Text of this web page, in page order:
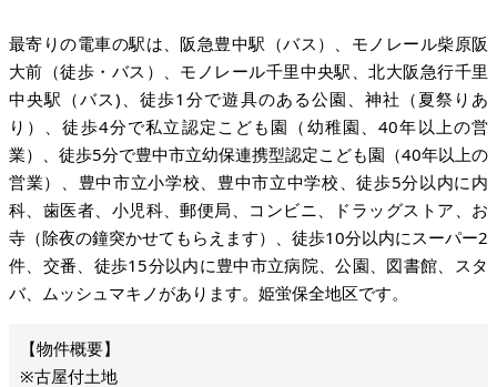
最寄りの電車の駅は、阪急豊中駅（バス）、モノレール柴原阪
大前（徒歩・バス）、モノレール千里中央駅、北大阪急行千里
中央駅（バス)、徒歩1分で遊具のある公園、神社（夏祭りあ
り）、徒歩4分で私立認定こども園（幼稚園、40年以上の営
業）、徒歩5分で豊中市立幼保連携型認定こども園（40年以上の
営業）、豊中市立小学校、豊中市立中学校、徒歩5分以内に内
科、歯医者、小児科、郵便局、コンビニ、ドラッグストア、お
寺（除夜の鐘突かせてもらえます）、徒歩10分以内にスーパー2
件、交番、徒歩15分以内に豊中市立病院、公園、図書館、スタ
バ、ムッシュマキノがあります。姫蛍保全地区です。
※古屋付土地